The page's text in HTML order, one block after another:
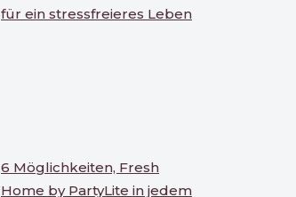
für ein stressfreieres Leben
6 Möglichkeiten, Fresh
Home by PartyLite in jedem